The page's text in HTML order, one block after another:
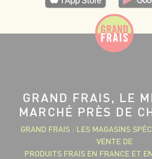
GRAND FRAIS, LE
MARCHÉ PRÈS DE
GRAND FRAIS : LES MAGASINS
VENTE DE
PRODUITS FRAIS EN FRANCE ET